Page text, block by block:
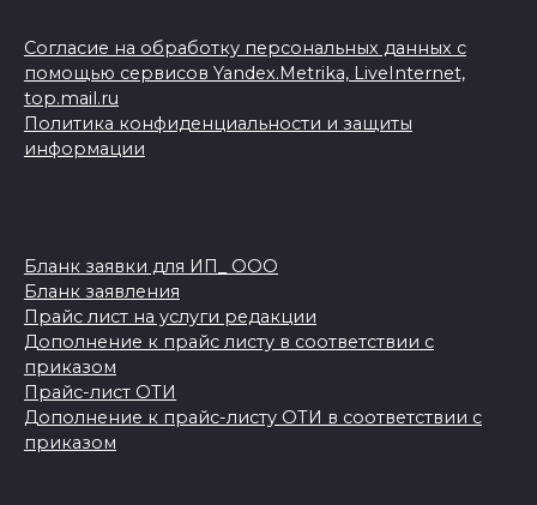
Согласие на обработку персональных данных с
помощью сервисов Yandex.Metrika, LiveInternet,
top.mail.ru
Политика конфиденциальности и защиты
информации
Бланк заявки для ИП_ ООО
Бланк заявления
Прайс лист на услуги редакции
Дополнение к прайс листу в соответствии с
приказом
Прайс-лист ОТИ
Дополнение к прайс-листу ОТИ в соответствии с
приказом